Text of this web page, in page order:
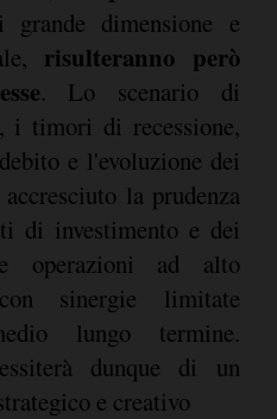
dimensione e
risulteranno però
. Lo scenario di
i timori di recessione,
e l'evoluzione dei
la prudenza
di investimento e dei
operazioni ad alto
sinergie limitate
lungo termine.
dunque di un
e creativo